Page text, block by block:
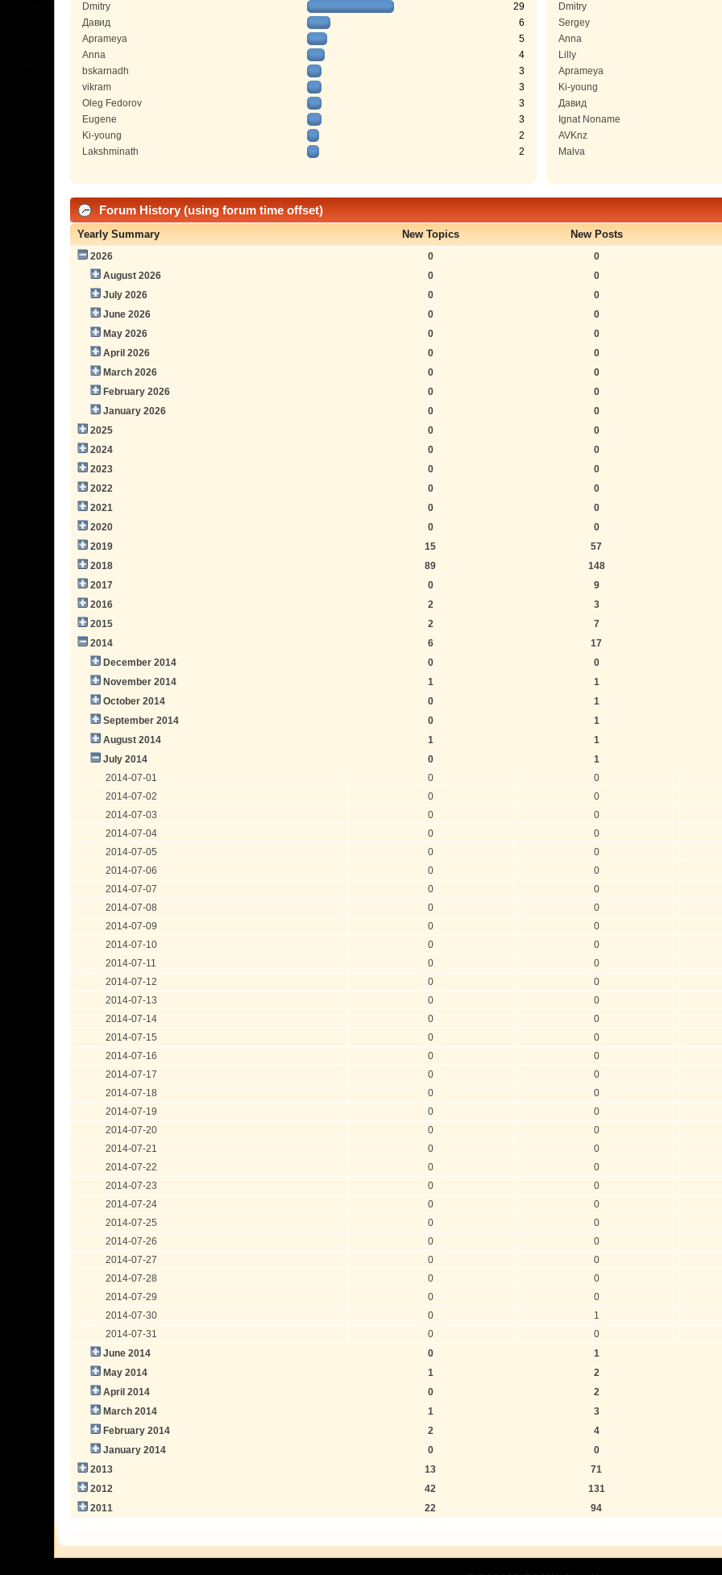
Dmitry
29
Давид
6
Aprameya
5
Anna
4
bskarnadh
3
vikram
3
Oleg Fedorov
3
Eugene
3
Ki-young
2
Lakshminath
2
Dmitry
Sergey
Anna
Lilly
Aprameya
Ki-young
Давид
Ignat Noname
AVKnz
Malva
Forum History (using forum time offset)
Yearly Summary New Topics New Posts
2026 0
0
August 2026
0
0
July 2026
0
0
June 2026
0
0
May 2026
0
0
April 2026
0
0
March 2026
0
0
February 2026
0
0
January 2026
0
0
2025
0
0
2024
0
0
2023
0
0
2022
0
0
2021
0
0
2020
0
0
2019
15
57
2018
89
148
2017
0
9
2016
2
3
2015
2
7
2014
6
17
December 2014
0
0
November 2014
1
1
October 2014
0
1
September 2014
0
1
August 2014
1
1
July 2014
0
1
2014-07-01
0
0
2014-07-02
0
0
2014-07-03
0
0
2014-07-04
0
0
2014-07-05
0
0
2014-07-06
0
0
2014-07-07
0
0
2014-07-08
0
0
2014-07-09
0
0
2014-07-10
0
0
2014-07-11
0
0
2014-07-12
0
0
2014-07-13
0
0
2014-07-14
0
0
2014-07-15
0
0
2014-07-16
0
0
2014-07-17
0
0
2014-07-18
0
0
2014-07-19
0
0
2014-07-20
0
0
2014-07-21
0
0
2014-07-22
0
0
2014-07-23
0
0
2014-07-24
0
0
2014-07-25
0
0
2014-07-26
0
0
2014-07-27
0
0
2014-07-28
0
0
2014-07-29
0
0
2014-07-30
0
1
2014-07-31
0
0
June 2014
0
1
May 2014
1
2
April 2014
0
2
March 2014
1
3
February 2014
2
4
January 2014
0
0
2013
13
71
2012
42
131
2011
22 94